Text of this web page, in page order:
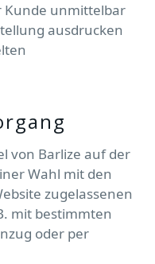
Kunde unmittelbar
ausdrucken
von Barlize auf der
Wahl mit den
zugelassenen
mit bestimmten
oder per